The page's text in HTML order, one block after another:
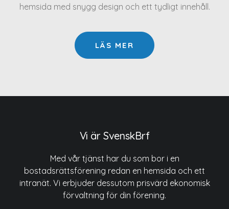
hemsida med snygg design och ett tydligt innehåll.
LÄS MER
Vi är SvenskBrf
Med vår tjänst har du som bor i en
bostadsrättsförening redan en hemsida och ett
intranät. Vi erbjuder dessutom prisvärd ekonomisk
förvaltning för din förening.